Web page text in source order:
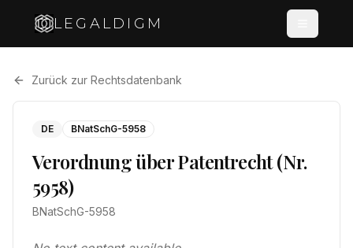
LEGALDIGM
Zurück zur Rechtsdatenbank
DE BNatSchG-5958
Verordnung über Patentrecht (Nr.
5958)
BNatSchG-5958